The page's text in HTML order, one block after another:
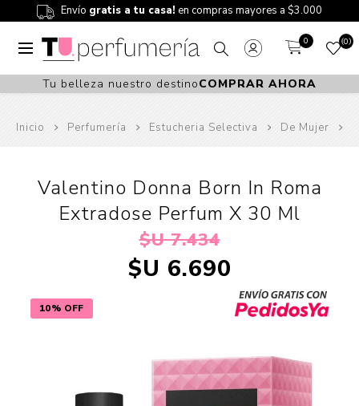
Envío gratis a tu casa! en compras mayores a $3.000
0 0
Tu belleza nuestro destinoCOMPRAR AHORA
Inicio Perfumería Estucheria Selectiva De Mujer
10% OFF
Valentino Donna Born In Roma
Extradose Perfum X 30 Ml
$U 7.434
$U 6.690